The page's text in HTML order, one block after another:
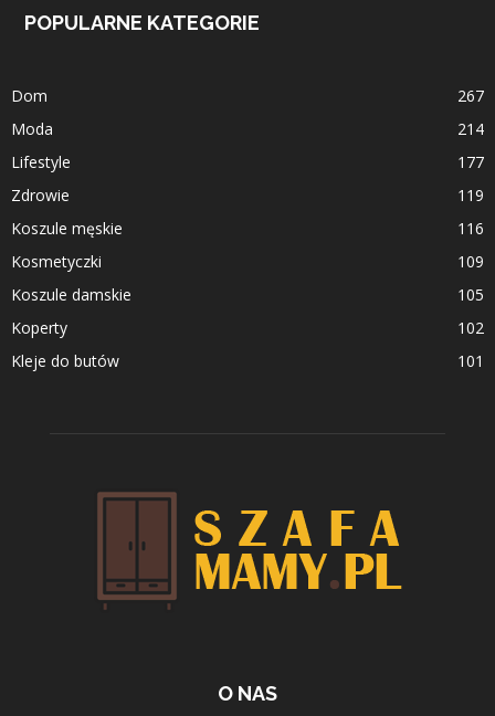
POPULARNE KATEGORIE
Dom
267
Moda
214
Lifestyle
177
Zdrowie
119
Koszule męskie
116
Kosmetyczki
109
Koszule damskie
105
Koperty
102
Kleje do butów
101
O NAS